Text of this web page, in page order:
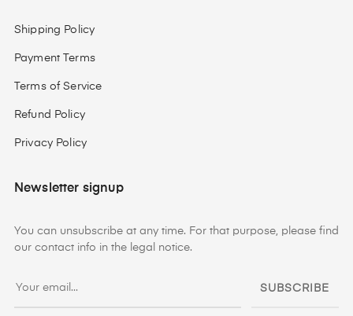
Shipping Policy
Payment Terms
Terms of Service
Refund Policy
Privacy Policy
Newsletter signup
You can unsubscribe at any time. For that purpose, please find
our contact info in the legal notice.
SUBSCRIBE